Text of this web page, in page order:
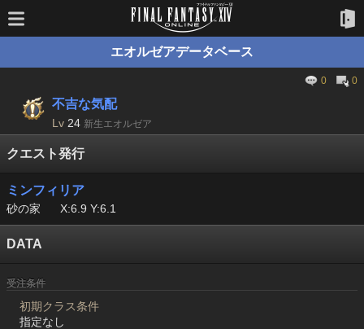
エオルゼアデータベース
0 0
不吉な気配
Lv 24 新生エオルゼア
クエスト発行
ミンフィリア
砂の家 X:6.9 Y:6.1
DATA
受注条件
初期クラス条件
指定なし